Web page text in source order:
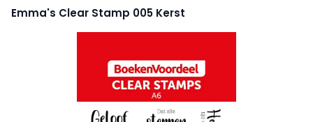
Emma's Clear Stamp 005 Kerst